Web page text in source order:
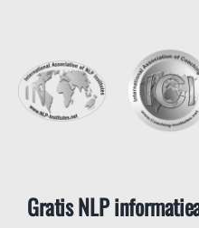
Gratis NLP